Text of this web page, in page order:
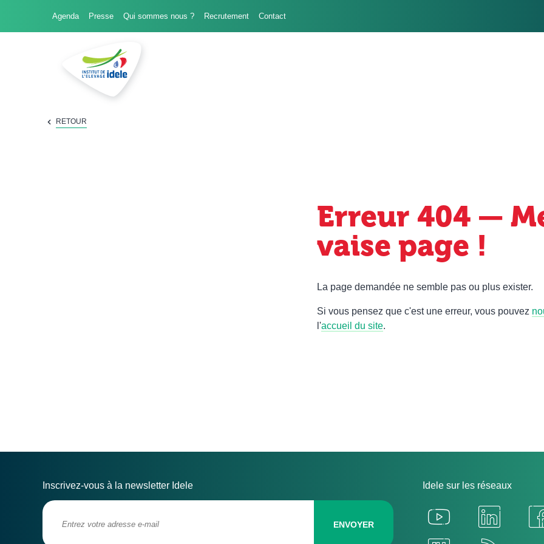
Agenda Presse Qui sommes nous ? Recrutement Contact
FILIÈRES RETOUR
Erreur 404 —
vaise page !
La page demandée ne semble pas ou plus
Si vous pensez que c'est une erreur, vous
retourner à l'accueil du site
Inscrivez-vous à la newsletter Idele
ENVOYER
Idele sur les réseaux